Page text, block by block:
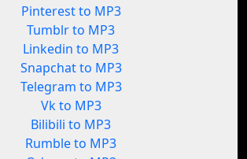
Pinterest to MP3
Tumblr to MP3
Linkedin to MP3
Snapchat to MP3
Telegram to MP3
Vk to MP3
Bilibili to MP3
Rumble to MP3